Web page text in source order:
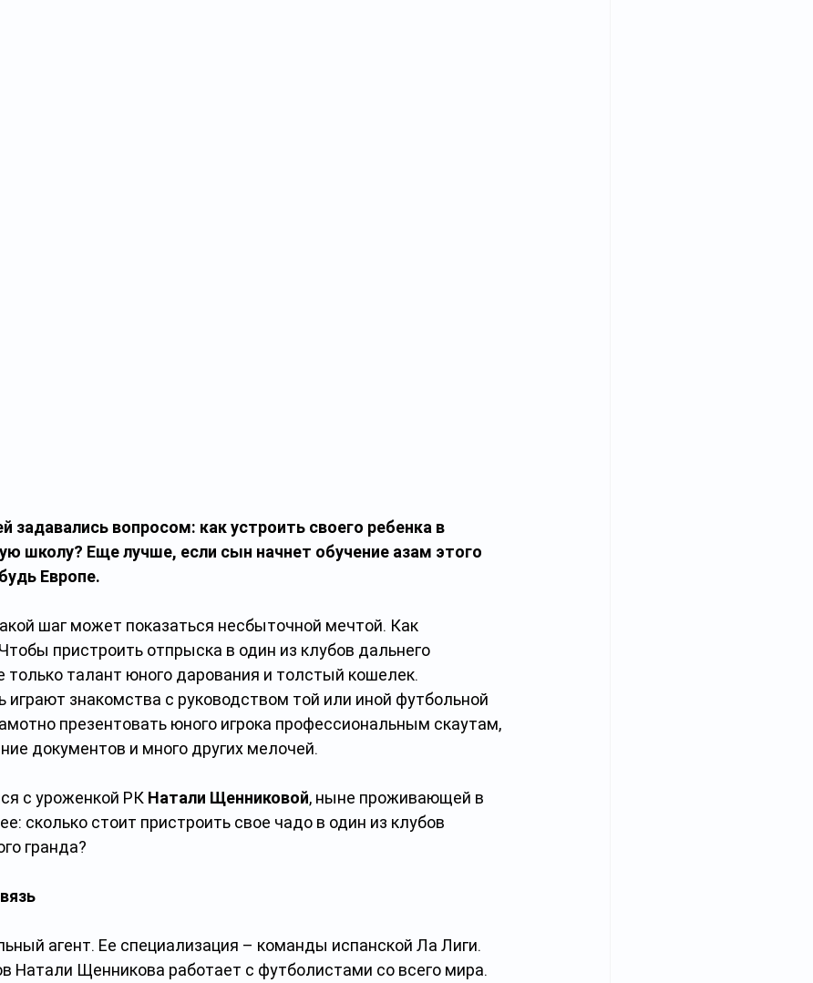
задавались вопросом: как устроить своего ребенка в
школу? Еще лучше, если сын начнет обучение азам этого
Европе.
шаг может показаться несбыточной мечтой. Как
пристроить отпрыска в один из клубов дальнего
только талант юного дарования и толстый кошелек.
знакомства с руководством той или иной футбольной
презентовать юного игрока профессиональным скаутам,
документов и много других мелочей.
с уроженкой РК Натали Щенниковой, ныне проживающей в
сколько стоит пристроить свое чадо в один из клубов
гранда?
агент. Ее специализация – команды испанской Ла Лиги.
Натали Щенникова работает с футболистами со всего мира.